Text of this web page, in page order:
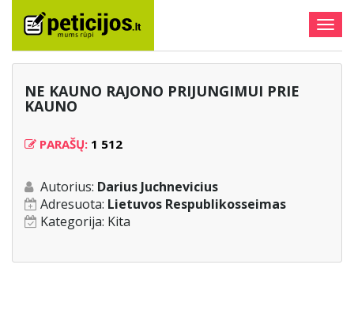
NE KAUNO RAJONO PRIJUNGIMUI PRIE
KAUNO
PARAŠŲ: 1 512
Autorius: Darius Juchnevicius
Adresuota: Lietuvos Respublikosseimas
Kategorija: Kita